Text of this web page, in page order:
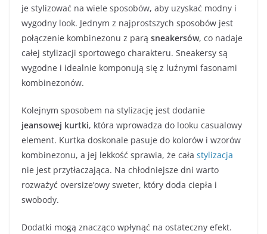
je stylizować na wiele sposobów, aby uzyskać modny i
wygodny look. Jednym z najprostszych sposobów jest
połączenie kombinezonu z parą sneakersów, co nadaje
całej stylizacji sportowego charakteru. Sneakersy są
wygodne i idealnie komponują się z luźnymi fasonami
kombinezonów.
Kolejnym sposobem na stylizację jest dodanie
jeansowej kurtki, która wprowadza do looku casualowy
element. Kurtka doskonale pasuje do kolorów i wzorów
kombinezonu, a jej lekkość sprawia, że cała stylizacja
nie jest przytłaczająca. Na chłodniejsze dni warto
rozważyć oversize’owy sweter, który doda ciepła i
swobody.
Dodatki mogą znacząco wpłynąć na ostateczny efekt.